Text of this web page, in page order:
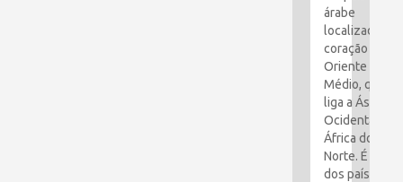
árabe
localizado no
coração do
Oriente
Médio, que
liga a Ásia
Ocidental e a
África do
Norte. É um
dos países